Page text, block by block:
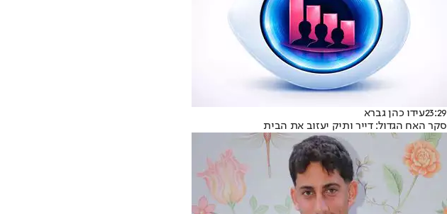
23:29עידו כהן גברא
סקר האח הגדול: דייר ותיק יעזוב את הבית